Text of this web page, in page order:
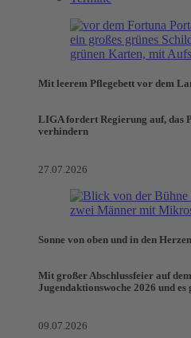
Mit leerem Pflegebett vor dem
LIGA fordert Regierung auf, das
verhindern
27.07.2026
Sonne von oben und in den Herzen
Mit großer Abschlussfeier auf
Jugendaktionswoche 2026 und
09.07.2026